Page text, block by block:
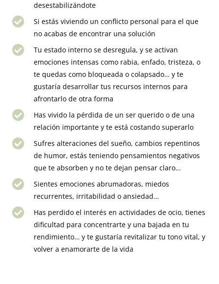
desestabilizándote
Si estás viviendo un conflicto personal para el que
no acabas de encontrar una solución
Tu estado interno se desregula, y se activan
emociones intensas como rabia, enfado, tristeza, o
te quedas como bloqueada o colapsado… y te
gustaría desarrollar tus recursos internos para
afrontarlo de otra forma
Has vivido la pérdida de un ser querido o de una
relación importante y te está costando superarlo
Sufres alteraciones del sueño, cambios repentinos
de humor, estás teniendo pensamientos negativos
que te absorben y no te dejan pensar claro…
Sientes emociones abrumadoras, miedos
recurrentes, irritabilidad o ansiedad…
Has perdido el interés en actividades de ocio, tienes
dificultad para concentrarte y una bajada en tu
rendimiento… y te gustaría revitalizar tu tono vital, y
volver a enamorarte de la vida